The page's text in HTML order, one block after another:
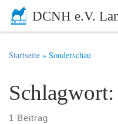
Zum Inhalt springen
DCNH e.V.
Startseite » Sonderschau
1 Beitrag